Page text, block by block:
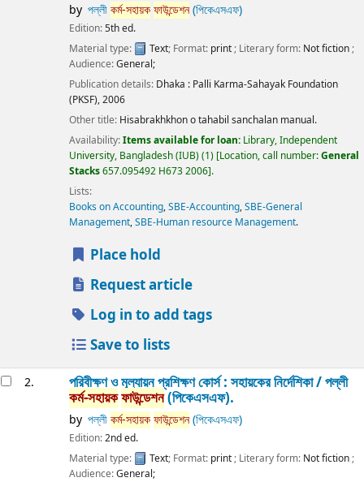
by পল্লীকর্ম-সহায়কফাউন্ডেশন(পিকেএসএফ)
Edition:5th ed.
Material type:
Text; Format: print; Literary form: Not fiction;
Audience:General;
Publication details: Dhaka : Palli Karma-Sahayak Foundation
(PKSF),2006
Other title: Hisabrakhkhon o tahabil sanchalan manual.
Availability:Items available for loan: Library, Independent
University, Bangladesh (IUB)(1) Location, call number:General
Stacks657.095492 H673 2006 .
Lists:
Books on Accounting,SBE-Accounting,SBE-General
Management,SBE-Human resource Management.
Place hold
Request article
Log in to add tags
Save to lists
2. পরিবীক্ষণ ও মূল্যায়ন প্রশিক্ষণ কোর্স : সহায়কের নির্দেশিকা /পল্লী
কর্ম-সহায়কফাউন্ডেশন(পিকেএসএফ).
by পল্লীকর্ম-সহায়কফাউন্ডেশন(পিকেএসএফ)
Edition:2nd ed.
Material type:
Text; Format: print; Literary form: Not fiction;
Audience:General;